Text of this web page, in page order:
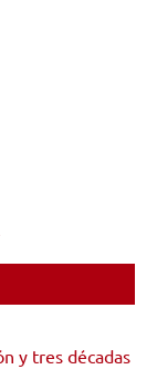
y tres décadas